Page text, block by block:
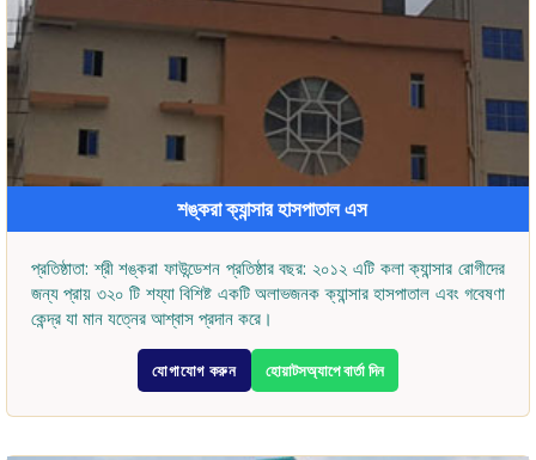
শঙ্করা ক্যান্সার হাসপাতাল এস
প্রতিষ্ঠাতা: শ্রী শঙ্করা ফাউন্ডেশন প্রতিষ্ঠার বছর: ২০১২ এটি কলা ক্যান্সার রোগীদের
জন্য প্রায় ৩২০ টি শয্যা বিশিষ্ট একটি অলাভজনক ক্যান্সার হাসপাতাল এবং গবেষণা
কেন্দ্র যা মান যত্নের আশ্বাস প্রদান করে।
যোগাযোগ করুন হোয়াটসঅ্যাপে বার্তা দিন